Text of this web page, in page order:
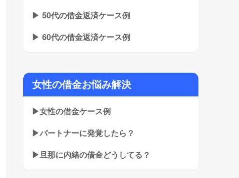
▶ 50代の借金返済ケース例
▶ 60代の借金返済ケース例
女性の借金お悩み解決
▶女性の借金ケース例
▶パートナーに発覚したら？
▶旦那に内緒の借金どうしてる？